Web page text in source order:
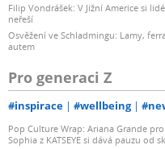
Filip Vondrášek: V Jižní Americe si
neřeší
Osvěžení ve Schladmingu: Lamy,
autem
Pro generaci Z
#inspirace #wellbeing
Pop Culture Wrap: Ariana Grande
Sophia z KATSEYE si dává pauzu od